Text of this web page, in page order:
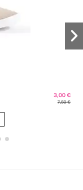
3,00 €
7,50 €